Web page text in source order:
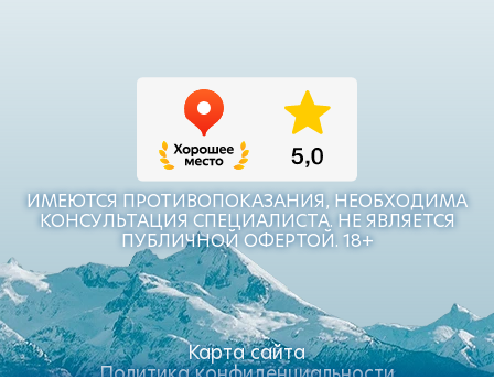
ИМЕЮТСЯ ПРОТИВОПОКАЗАНИЯ, НЕОБХОДИМА
КОНСУЛЬТАЦИЯ СПЕЦИАЛИСТА. НЕ ЯВЛЯЕТСЯ
ПУБЛИЧНОЙ ОФЕРТОЙ. 18+
Карта сайта
Политика конфиденциальности